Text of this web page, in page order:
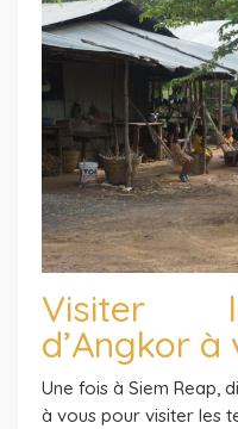
Visiter
d’Angkor à
Une fois à Siem Reap,
à vous pour visiter les